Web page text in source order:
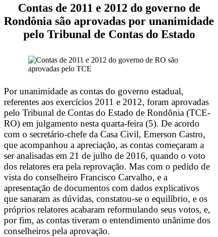
Contas de 2011 e 2012 do governo de
Rondônia são aprovadas por unanimidade
pelo Tribunal de Contas do Estado
Por unanimidade as contas do governo estadual,
referentes aos exercícios 2011 e 2012, foram aprovadas
pelo Tribunal de Contas do Estado de Rondônia (TCE-
RO) em julgamento nesta quarta-feira (5). De acordo
com o secretário-chefe da Casa Civil, Emerson Castro,
que acompanhou a apreciação, as contas começaram a
ser analisadas em 21 de julho de 2016, quando o voto
dos relatores era pela reprovação. Mas com o pedido de
vista do conselheiro Francisco Carvalho, e a
apresentação de documentos com dados explicativos
que sanaram as dúvidas, constatou-se o equilíbrio, e os
próprios relatores acabaram reformulando seus votos, e,
por fim, as contas tiveram o entendimento unânime dos
conselheiros pela aprovação.